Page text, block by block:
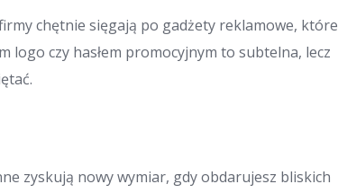
chętnie sięgają po gadżety reklamowe, które
czy hasłem promocyjnym to subtelna, lecz
zyskują nowy wymiar, gdy obdarujesz bliskich